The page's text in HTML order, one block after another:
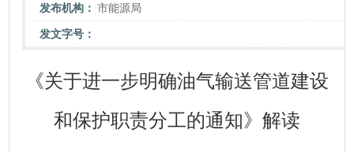
发布机构： 市能源局
发文字号：
《关于进一步明确油气输送管道建设
和保护职责分工的通知》解读